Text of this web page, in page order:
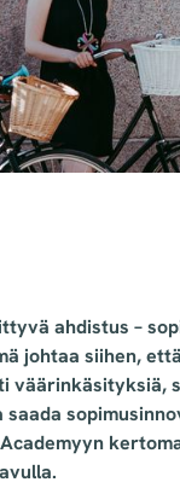
ahdistus –
johtaa siihen,
väärinkäsityksiä,